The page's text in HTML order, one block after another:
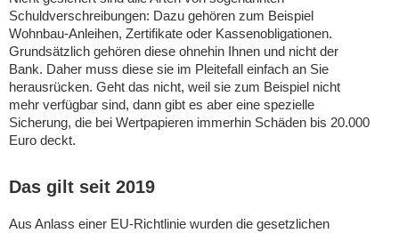
Schuldverschreibungen: Dazu gehören zum Beispiel
Wohnbau-Anleihen, Zertifikate oder Kassenobligationen.
Grundsätzlich gehören diese ohnehin Ihnen und nicht der
Bank. Daher muss diese sie im Pleitefall einfach an Sie
herausrücken. Geht das nicht, weil sie zum Beispiel nicht
mehr verfügbar sind, dann gibt es aber eine spezielle
Sicherung, die bei Wertpapieren immerhin Schäden bis 20.000
Euro deckt.
Das gilt seit 2019
Aus Anlass einer EU-Richtlinie wurden die gesetzlichen